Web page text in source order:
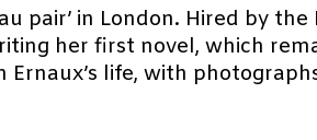
pair’ in London. Hired by
her first novel, which
life, with